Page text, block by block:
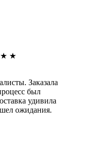
★ ★
Заказала
был
удивила
ожидания.